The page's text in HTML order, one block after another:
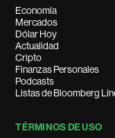
Economía
Mercados
Dólar Hoy
Actualidad
Cripto
Finanzas Personales
Podcasts
Listas de Bloomberg
TÉRMINOS DE USO